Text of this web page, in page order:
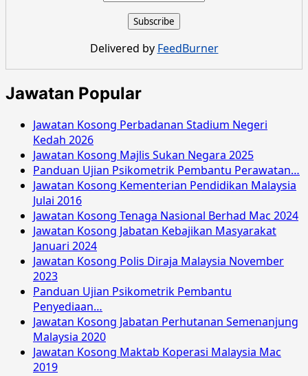
Taiping
Jun
2016
Delivered by FeedBurner
Jawatan Popular
Jawatan Kosong Perbadanan Stadium Negeri
Kedah 2026
Jawatan Kosong Majlis Sukan Negara 2025
Panduan Ujian Psikometrik Pembantu Perawatan…
Jawatan Kosong Kementerian Pendidikan Malaysia
Julai 2016
Jawatan Kosong Tenaga Nasional Berhad Mac 2024
Jawatan Kosong Jabatan Kebajikan Masyarakat
Januari 2024
Jawatan Kosong Polis Diraja Malaysia November
2023
Panduan Ujian Psikometrik Pembantu
Penyediaan…
Jawatan Kosong Jabatan Perhutanan Semenanjung
Malaysia 2020
Jawatan Kosong Maktab Koperasi Malaysia Mac
2019